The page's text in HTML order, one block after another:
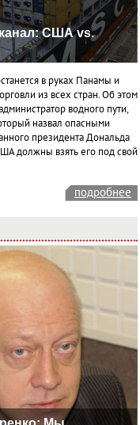
США vs.
в руках Панамы и
из всех стран. Об этом
водного пути,
назвал опасными
президента Дональда
должны взять его под свой
подробнее